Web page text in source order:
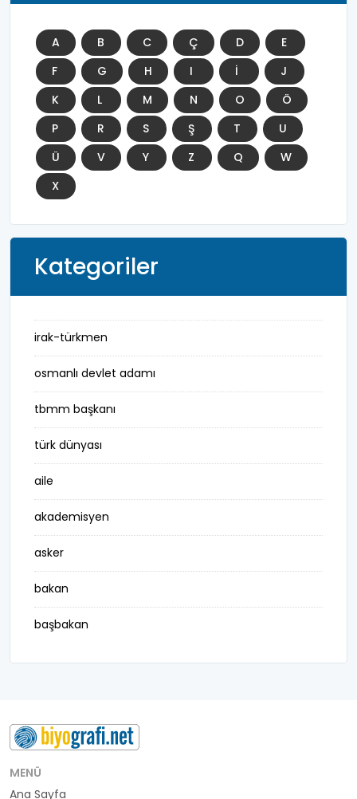
A B C Ç D
E
F
G H I İ
J
K
L M N O
Ö
P
R S Ş T
U
Ü
V Y Z Q
W
X
Kategoriler
irak-türkmen
osmanlı devlet adamı
tbmm başkanı
türk dünyası
aile
akademisyen
asker
bakan
başbakan
belediye başkanı
buluş
bürokrat
MENÜ
Ana Sayfa